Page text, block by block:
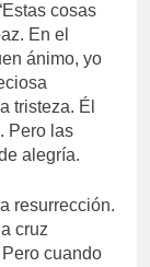
cosas
En el
ánimo, yo
tristeza. Él
Pero las
alegría.
resurrección.
cruz
cuando